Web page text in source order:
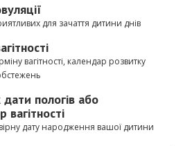
для зачаття дитини днів
вагітності, календар розвитку
пологів або
вагітності
дату народження вашої дитини